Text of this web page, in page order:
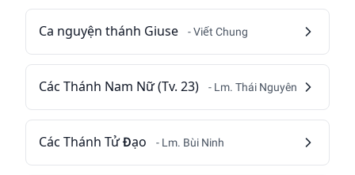
Ca nguyện thánh Giuse - Viết Chung
Các Thánh Nam Nữ (Tv. 23) - Lm. Thái Nguyên
Các Thánh Tử Đạo - Lm. Bùi Ninh